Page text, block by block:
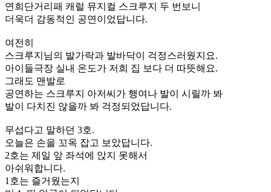
연희단거리패 캐럴 뮤지컬 스크루지 두 번보니
더욱더 감동적인 공연이었답니다.
여전히
스크루지님의 발가락과 발바닥이 걱정스러웠지요.
아이들극장 실내 온도가 저희 집 보다 더 따뜻해요.
그래도 맨발로
공연하는 스크루지 아저씨가 행여나 발이 시릴까 봐
발이 다치진 않을까 봐 걱정되었답니다.
무섭다고 말하던 3호.
오늘은 손을 꼬옥 잡고 보았답니다.
2호는 제일 앞 좌석에 앉지 못해서
아쉬워합니다.
1호는 즐거웠는지